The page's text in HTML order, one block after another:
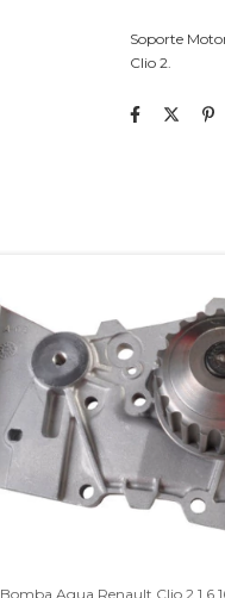
Soporte
Clio 2.
Bomba Agua Renault Clio 2 1.6